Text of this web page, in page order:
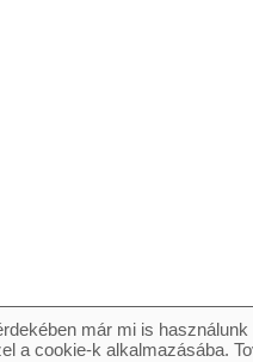
már mi is
a cookie-k alkalmazásába.